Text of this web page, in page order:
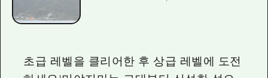
자연
외국인 여행자용 거리 관광안내소
히로시마현내 매력을 동영상으로 소개!
초급 레벨을 클리어한 후 상급 레벨에 도전